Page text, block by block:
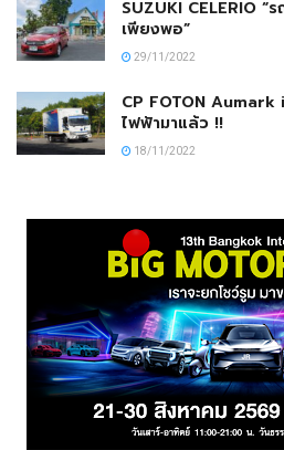
SUZUKI CELERIO
เพียงพอ”
29/11/2022
CP FOTON
ไฟฟ้ามาแล้ว !!
18/11/2022